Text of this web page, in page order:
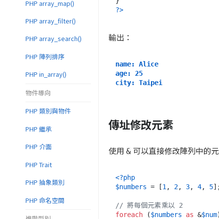
?>
輸出：
name: Alice
age: 25
city: Taipei
傳址修改元素
使用 & 可以直接修改陣列中的元
<?php
$numbers = [1 , 2, 3, 4, 5
// 將每個元素乘以 2
foreach ($numbers as &$num
PHP array_map()
PHP array_filter()
PHP array_search()
PHP 陣列排序
PHP in_array()
物件導向
PHP 類別與物件
PHP 繼承
PHP 介面
PHP Trait
PHP 抽象類別
PHP 命名空間